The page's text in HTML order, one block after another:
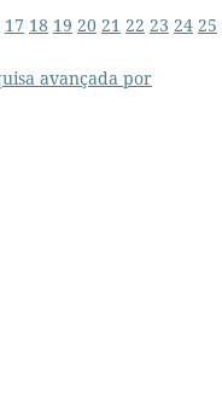
17 18 19 20 21 22 23 24 25
avançada por